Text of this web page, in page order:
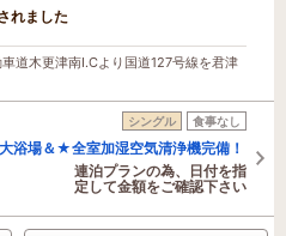
れました
道木更津南I.Cより国道127号線を君津
シングル 食事なし
浴場＆★全室加湿空気清浄機完備！
連泊プランの為、日付を指
定して金額をご確認下さい